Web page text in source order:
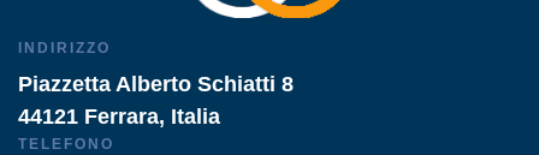
INDIRIZZO
Piazzetta Alberto Schiatti 8
44121 Ferrara, Italia
TELEFONO